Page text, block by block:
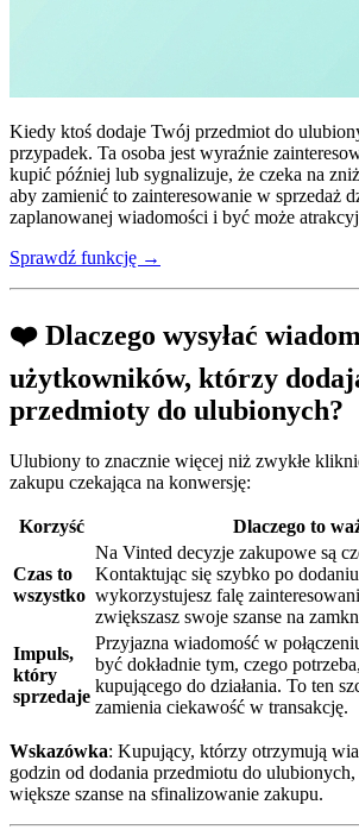
Kiedy ktoś dodaje Twój przedmiot do
przypadek. Ta osoba jest wyraźnie
kupić później lub sygnalizuje, że czeka na
aby zamienić to zainteresowanie w sprzedaż
zaplanowanej wiadomości i być może
Sprawdź funkcję →
❤️ Dlaczego wysyłać
użytkowników, którzy
przedmioty do ulubionych?
Ulubiony to znacznie więcej niż zwykłe
zakupu czekająca na konwersję:
Korzyść Dlaczego to
Czas to
wszystko
Na Vinted decyzje zakupowe są
Kontaktując się szybko po
wykorzystujesz falę
zwiększasz swoje szanse na
Impuls,
który
sprzedaje
Przyjazna wiadomość w
być dokładnie tym, czego
kupującego do działania. To ten
zamienia ciekawość w transakcję.
Wskazówka: Kupujący, którzy otrzymują
godzin od dodania przedmiotu do ulubionych,
większe szanse na sfinalizowanie zakupu.